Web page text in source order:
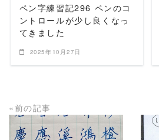
ペン字練習記296 ペンのコ
ントロールが少し良くなっ
てきました
2025年10月27日
«前の記事